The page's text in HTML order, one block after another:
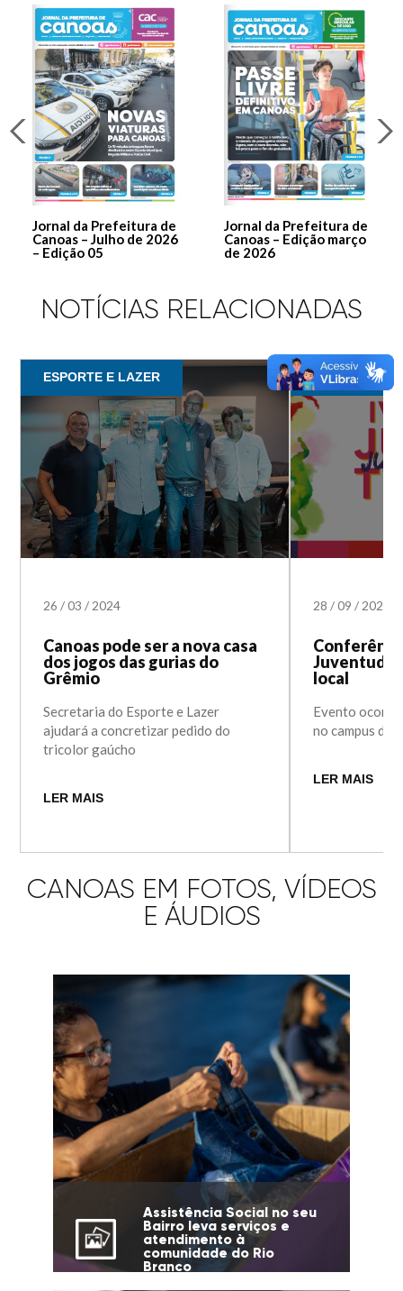
Jornal da Prefeitura de
Canoas – Julho de 2026
– Edição 05
Jornal da Prefeitura de
Canoas – Edição março
de 2026
NOTÍCIAS RELACIONADAS
ESPORTE E LAZER
26/03/ 2024
Canoas pode ser a nova casa
dos jogos das gurias do
Grêmio
Secretaria do Esporte e Lazer
ajudará a concretizar pedido do
tricolor gaúcho
LER MAIS
28/09/ 2023
Juventude
local
Evento
no campus da
LER MAIS
CANOAS EM FOTOS, VÍDEOS
E ÁUDIOS
Assistência Social no seu
Bairro leva serviços e
atendimento à
comunidade do Rio
Branco